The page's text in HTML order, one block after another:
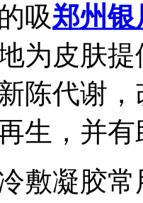
吸郑州
为皮肤
陈代谢
生，并
敷凝胶